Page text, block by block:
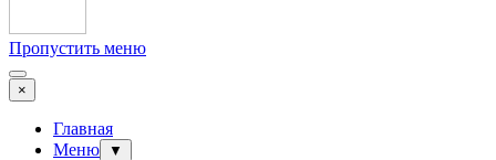
Пропустить меню
×
Главная
Меню
▼